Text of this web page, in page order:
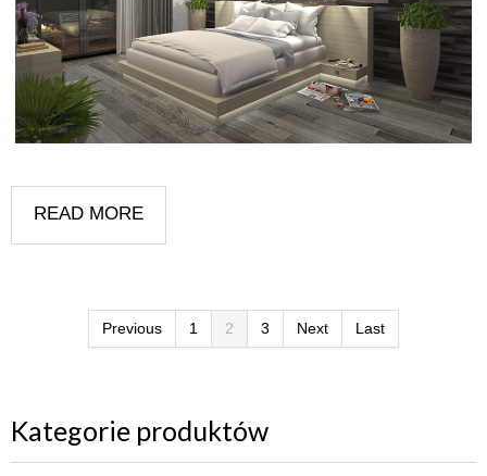
READ MORE
Previous 1 2 3 Next Last
Kategorie produktów